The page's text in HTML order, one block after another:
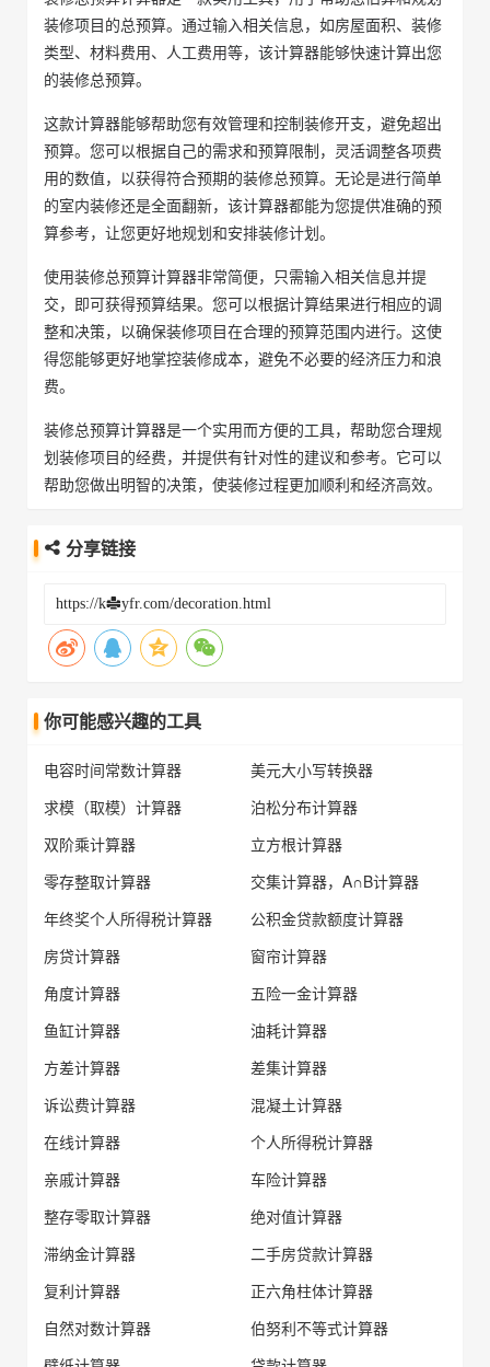
装修项目的总预算。通过输入相关信息，如房屋面积、装修
类型、材料费用、人工费用等，该计算器能够快速计算出您
的装修总预算。
这款计算器能够帮助您有效管理和控制装修开支，避免超出
预算。您可以根据自己的需求和预算限制，灵活调整各项费
用的数值，以获得符合预期的装修总预算。无论是进行简单
的室内装修还是全面翻新，该计算器都能为您提供准确的预
算参考，让您更好地规划和安排装修计划。
使用装修总预算计算器非常简便，只需输入相关信息并提
交，即可获得预算结果。您可以根据计算结果进行相应的调
整和决策，以确保装修项目在合理的预算范围内进行。这使
得您能够更好地掌控装修成本，避免不必要的经济压力和浪
费。
装修总预算计算器是一个实用而方便的工具，帮助您合理规
划装修项目的经费，并提供有针对性的建议和参考。它可以
帮助您做出明智的决策，使装修过程更加顺利和经济高效。
分享链接
你可能感兴趣的工具
电容时间常数计算器
美元大小写转换器
求模（取模）计算器
泊松分布计算器
双阶乘计算器
立方根计算器
零存整取计算器
交集计算器，A∩B计算器
年终奖个人所得税计算器
公积金贷款额度计算器
房贷计算器
窗帘计算器
角度计算器
五险一金计算器
鱼缸计算器
油耗计算器
方差计算器
差集计算器
诉讼费计算器
混凝土计算器
在线计算器
个人所得税计算器
亲戚计算器
车险计算器
整存零取计算器
绝对值计算器
滞纳金计算器
二手房贷款计算器
复利计算器
正六角柱体计算器
自然对数计算器
伯努利不等式计算器